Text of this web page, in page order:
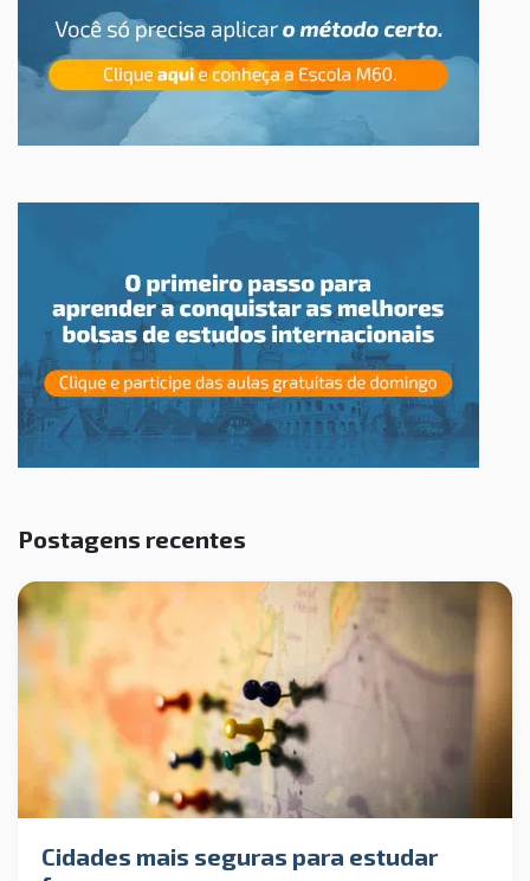
Postagens recentes
Cidades mais seguras para estudar